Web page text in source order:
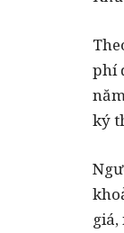
phí
ký